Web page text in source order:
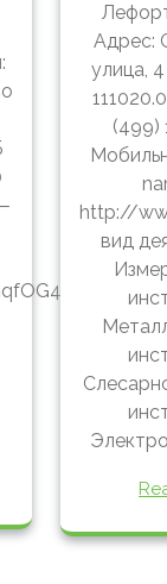
Адрес:
улица,
(499)
http://
вид